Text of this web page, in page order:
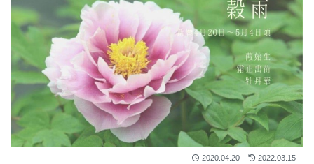
2020.04.20 2022.03.15